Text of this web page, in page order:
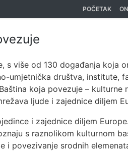
POČETAK
s više od 130 događanja koja
umjetnička društva, institute,
koja povezuje – kulturne
ljude i zajednice diljem
i zajednice diljem
s raznolikom kulturnom
i povezivanje srodnih